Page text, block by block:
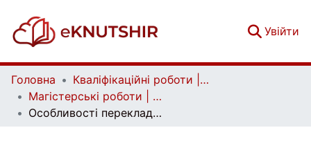
Увійти
Головна
Кваліфікаційні роботи | Qualifying works
Магістерські роботи | Master's theses
Особливості перекладу на українську мову португальського сленгу і жаргону в серіалі «Місто бога: боротьба триває»